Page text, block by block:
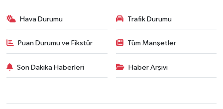
Hava Durumu Trafik Durumu
Puan Durumu ve Fikstür Tüm Manşetler
Son Dakika Haberleri Haber Arşivi